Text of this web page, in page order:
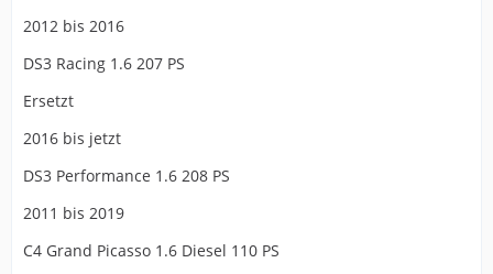
2012 bis 2016
DS3 Racing 1.6 207 PS
Ersetzt
2016 bis jetzt
DS3 Performance 1.6 208 PS
2011 bis 2019
C4 Grand Picasso 1.6 Diesel 110 PS